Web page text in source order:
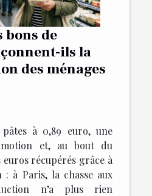
bons de
ils la
des ménages
à 0,89 euro, une
et, au bout du
récupérés grâce à
: à Paris, la chasse aux
n’a plus rien